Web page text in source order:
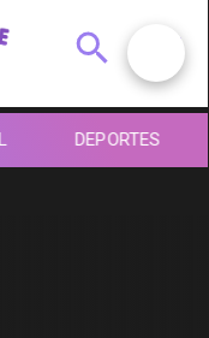
DEPORTES